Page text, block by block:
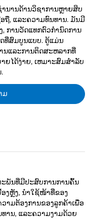
ນານດ້ານວິຊາການຫຼາຍສິບ
ຖື, ແລະຄວາມທົນທານ. ມັນ​ມີ​
ການ​ວັດ​ແທກ​ຕົວ​ກໍາ​ນົດ​ການ​
ທີ່​ສົມ​ບູນ​ແບບ​. ຕູ້ແມ່ນ
ນແລະການຕິດສະຫລາກທີ່
ຍໄດ້ງ່າຍ, ເຫມາະສົມສໍາລັບ
ມ
ພັນທີ່ມີປະສົບການການຄົ້ນ
ງຫຼັງ, ນຳໃຊ້ໜ້າທີ່ຂອງ
າມຕ້ອງການຂອງລູກຄ້າເພື່ອ
ານ, ແລະຄວາມງາມດ້ວຍ